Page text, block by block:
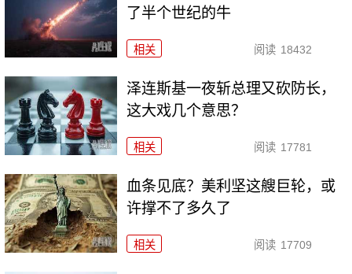
了半个世纪的牛
相关 阅读 18432
泽连斯基一夜斩总理又砍防长，
这大戏几个意思？
相关 阅读 17781
血条见底？美利坚这艘巨轮，或
许撑不了多久了
相关 阅读 17709